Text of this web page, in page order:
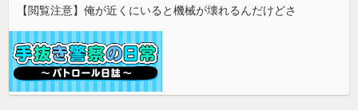
【閲覧注意】俺が近くにいると機械が壊れるんだけどさ